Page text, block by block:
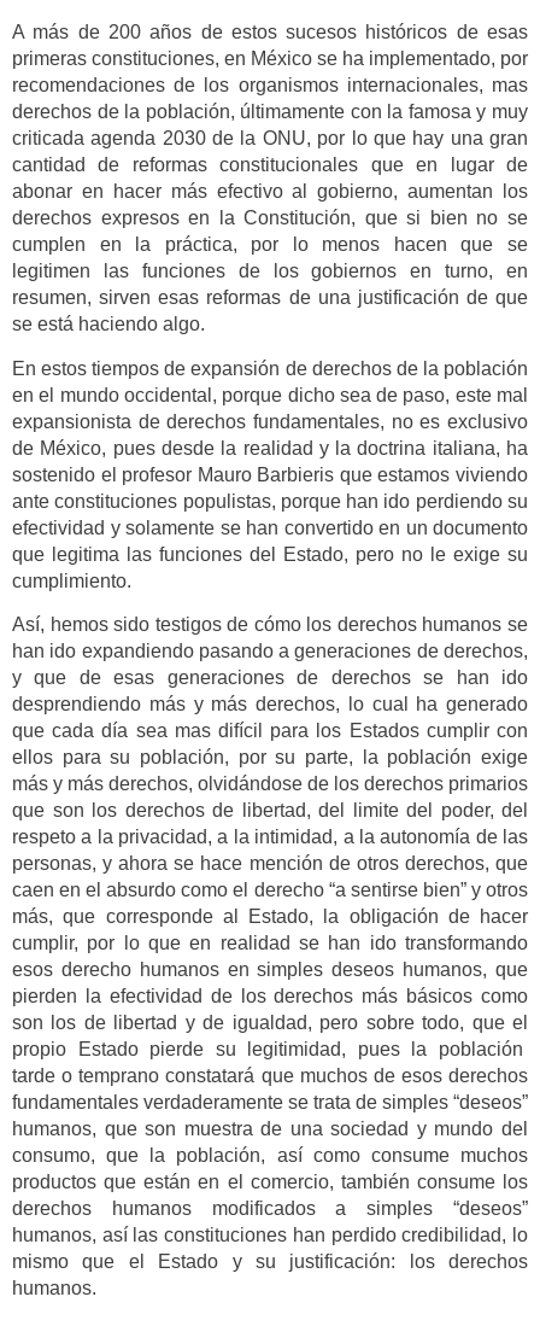
A más de 200 años de estos sucesos históricos de esas
primeras constituciones, en México se ha implementado, por
recomendaciones de los organismos internacionales, mas
derechos de la población, últimamente con la famosa y muy
criticada agenda 2030 de la ONU, por lo que hay una gran
cantidad de reformas constitucionales que en lugar de
abonar en hacer más efectivo al gobierno, aumentan los
derechos expresos en la Constitución, que si bien no se
cumplen en la práctica, por lo menos hacen que se
legitimen las funciones de los gobiernos en turno, en
resumen, sirven esas reformas de una justificación de que
se está haciendo algo.
En estos tiempos de expansión de derechos de la población
en el mundo occidental, porque dicho sea de paso, este mal
expansionista de derechos fundamentales, no es exclusivo
de México, pues desde la realidad y la doctrina italiana, ha
sostenido el profesor Mauro Barbieris que estamos viviendo
ante constituciones populistas, porque han ido perdiendo su
efectividad y solamente se han convertido en un documento
que legitima las funciones del Estado, pero no le exige su
cumplimiento.
Así, hemos sido testigos de cómo los derechos humanos se
han ido expandiendo pasando a generaciones de derechos,
y que de esas generaciones de derechos se han ido
desprendiendo más y más derechos, lo cual ha generado
que cada día sea mas difícil para los Estados cumplir con
ellos para su población, por su parte, la población exige
más y más derechos, olvidándose de los derechos primarios
que son los derechos de libertad, del limite del poder, del
respeto a la privacidad, a la intimidad, a la autonomía de las
personas, y ahora se hace mención de otros derechos, que
caen en el absurdo como el derecho “a sentirse bien” y otros
más, que corresponde al Estado, la obligación de hacer
cumplir, por lo que en realidad se han ido transformando
esos derecho humanos en simples deseos humanos, que
pierden la efectividad de los derechos más básicos como
son los de libertad y de igualdad, pero sobre todo, que el
propio Estado pierde su legitimidad, pues la población
tarde o temprano constatará que muchos de esos derechos
fundamentales verdaderamente se trata de simples “deseos”
humanos, que son muestra de una sociedad y mundo del
consumo, que la población, así como consume muchos
productos que están en el comercio, también consume los
derechos humanos modificados a simples “deseos”
humanos, así las constituciones han perdido credibilidad, lo
mismo que el Estado y su justificación: los derechos
humanos.